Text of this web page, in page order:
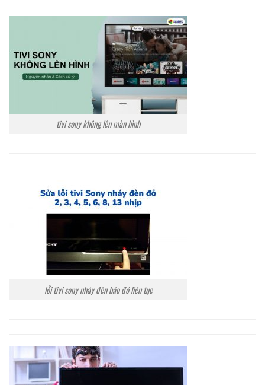
tivi sony không lên màn hình
lỗi tivi sony nháy đèn báo đỏ liên tục